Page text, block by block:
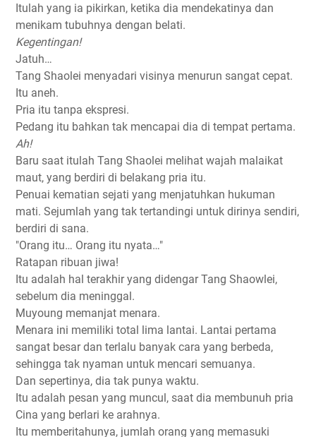
Itulah yang ia pikirkan, ketika dia mendekatinya dan
menikam tubuhnya dengan belati.
Kegentingan!
Jatuh…
Tang Shaolei menyadari visinya menurun sangat cepat.
Itu aneh.
Pria itu tanpa ekspresi.
Pedang itu bahkan tak mencapai dia di tempat pertama.
Ah!
Baru saat itulah Tang Shaolei melihat wajah malaikat
maut, yang berdiri di belakang pria itu.
Penuai kematian sejati yang menjatuhkan hukuman
mati. Sejumlah yang tak tertandingi untuk dirinya sendiri,
berdiri di sana.
"Orang itu… Orang itu nyata…"
Ratapan ribuan jiwa!
Itu adalah hal terakhir yang didengar Tang Shaowlei,
sebelum dia meninggal.
Muyoung memanjat menara.
Menara ini memiliki total lima lantai. Lantai pertama
sangat besar dan terlalu banyak cara yang berbeda,
sehingga tak nyaman untuk mencari semuanya.
Dan sepertinya, dia tak punya waktu.
Itu adalah pesan yang muncul, saat dia membunuh pria
Cina yang berlari ke arahnya.
Itu memberitahunya, jumlah orang yang memasuki